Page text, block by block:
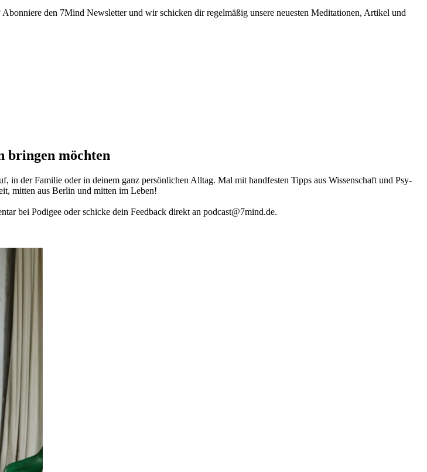
den 7Mind News­let­ter und wir schicken dir regelmäßig unsere neuesten Meditationen, Artikel und
brin­gen möch­ten
der Fami­lie oder in deinem ganz per­sön­li­chen Alltag. Mal mit hand­fes­ten Tipps aus Wis­sen­schaft und Psy­
mitten aus Berlin und mitten im Leben!
bei Podigee oder schi­cke dein Feed­back direkt an podcast@​7​mind.​de.